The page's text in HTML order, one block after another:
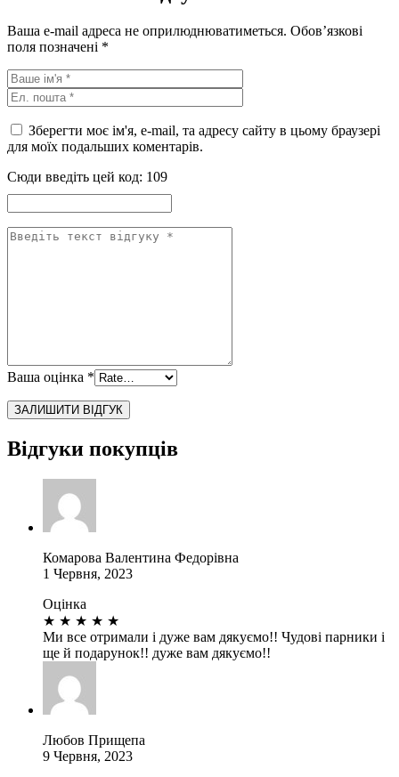
Ваша e-mail адреса не оприлюднюватиметься. Обов’язкові
поля позначені *
Зберегти моє ім'я, e-mail, та адресу сайту в цьому браузері
для моїх подальших коментарів.
Сюди введіть цей код: 109
Ваша оцінка *
Відгуки покупців
Комарова Валентина Федорівна
1 Червня, 2023
Оцінка
★ ★ ★ ★ ★
Ми все отримали і дуже вам дякуємо!! Чудові парники і
ще й подарунок!! дуже вам дякуємо!!
Любов Прищепа
9 Червня, 2023